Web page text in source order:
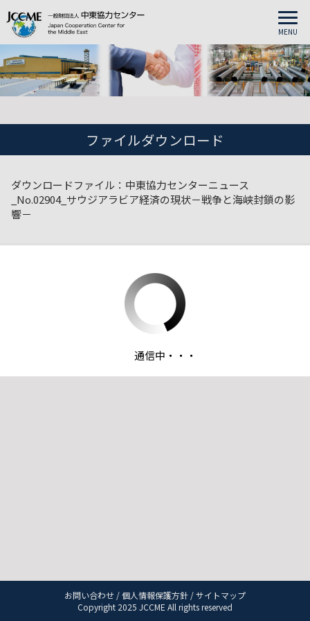
MENU
ファイルダウンロード
ダウンロードファイル：中東協力センターニュース
_No.02904_サウジアラビア経済の現状－戦争と海峡封鎖の影
響－
お問い合わせ /個人情報保護方針 /サイトマップ
Copyright 2025 JCCME All rights reserved
通信中・・・